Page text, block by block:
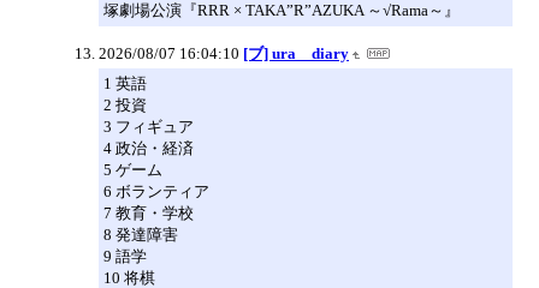
塚劇場公演『RRR × TAKA”R”AZUKA ～√Rama～』
2026/08/07 16:04:10 [ブ] ura diary
1 英語
2 投資
3 フィギュア
4 政治・経済
5 ゲーム
6 ボランティア
7 教育・学校
8 発達障害
9 語学
10 将棋